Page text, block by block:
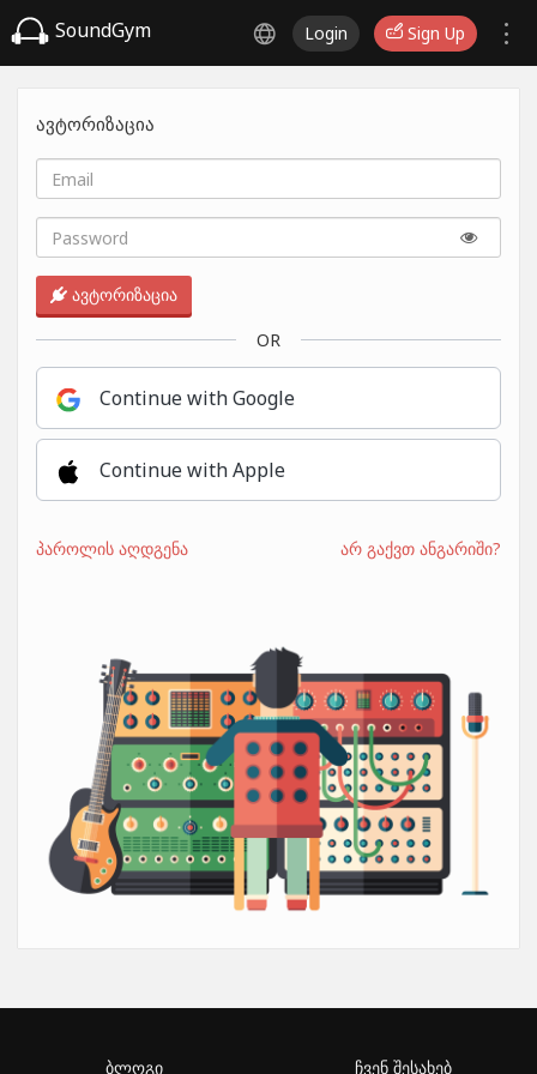
SoundGym Login Sign Up
ავტორიზაცია
ავტორიზაცია
OR
Continue with Google
Continue with Apple
პაროლის აღდგენა არ გაქვთ ანგარიში?
ბლოგი ჩვენ შესახებ